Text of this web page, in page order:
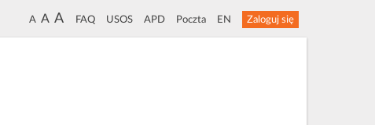
A A A FAQ USOS APD Poczta EN Zaloguj się